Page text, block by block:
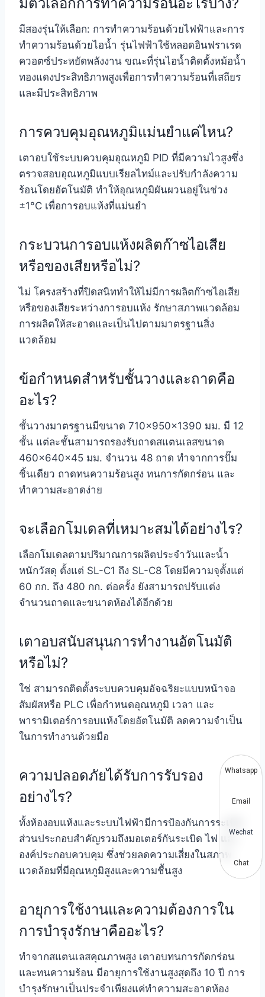
มีสองรุ่นให้เลือก: การทำความร้อนด้วยไฟฟ้าและการ
ทำความร้อนด้วยไอน้ำ รุ่นไฟฟ้าใช้หลอดอินฟราเรด
ควอตซ์ประหยัดพลังงาน ขณะที่รุ่นไอน้ำติดตั้งหม้อน้ำ
ทองแดงประสิทธิภาพสูงเพื่อการทำความร้อนที่เสถียร
และมีประสิทธิภาพ
การควบคุมอุณหภูมิแม่นยำแค่ไหน?
เตาอบใช้ระบบควบคุมอุณหภูมิ PID ที่มีความไวสูงซึ่ง
ตรวจสอบอุณหภูมิแบบเรียลไทม์และปรับกำลังความ
ร้อนโดยอัตโนมัติ ทำให้อุณหภูมิผันผวนอยู่ในช่วง
±1°C เพื่อการอบแห้งที่แม่นยำ
กระบวนการอบแห้งผลิตก๊าซไอเสีย
หรือของเสียหรือไม่?
ไม่ โครงสร้างที่ปิดสนิททำให้ไม่มีการผลิตก๊าซไอเสีย
หรือของเสียระหว่างการอบแห้ง รักษาสภาพแวดล้อม
การผลิตให้สะอาดและเป็นไปตามมาตรฐานสิ่ง
แวดล้อม
ข้อกำหนดสำหรับชั้นวางและถาดคือ
อะไร?
ชั้นวางมาตรฐานมีขนาด 710×950×1390 มม. มี 12
ชั้น แต่ละชั้นสามารถรองรับถาดสแตนเลสขนาด
460×640×45 มม. จำนวน 48 ถาด ทำจากการปั๊ม
ชิ้นเดียว ถาดทนความร้อนสูง ทนการกัดกร่อน และ
ทำความสะอาดง่าย
จะเลือกโมเดลที่เหมาะสมได้อย่างไร?
เลือกโมเดลตามปริมาณการผลิตประจำวันและน้ำ
หนักวัสดุ ตั้งแต่ SL-C1 ถึง SL-C8 โดยมีความจุตั้งแต่
60 กก. ถึง 480 กก. ต่อครั้ง ยังสามารถปรับแต่ง
จำนวนถาดและขนาดห้องได้อีกด้วย
เตาอบสนับสนุนการทำงานอัตโนมัติ
หรือไม่?
ใช่ สามารถติดตั้งระบบควบคุมอัจฉริยะแบบหน้าจอ
สัมผัสหรือ PLC เพื่อกำหนดอุณหภูมิ เวลา และ
พารามิเตอร์การอบแห้งโดยอัตโนมัติ ลดความจำเป็น
ในการทำงานด้วยมือ
ความปลอดภัยได้รับการรับรอง
อย่างไร?
ทั้งห้องอบแห้งและระบบไฟฟ้ามีการป้องกันการระเบิด
ส่วนประกอบสำคัญรวมถึงมอเตอร์กันระเบิด ไฟ และ
องค์ประกอบควบคุม ซึ่งช่วยลดความเสี่ยงในสภาพ
แวดล้อมที่มีอุณหภูมิสูงและความชื้นสูง
อายุการใช้งานและความต้องการใน
การบำรุงรักษาคืออะไร?
ทำจากสแตนเลสคุณภาพสูง เตาอบทนการกัดกร่อน
และทนความร้อน มีอายุการใช้งานสูงสุดถึง 10 ปี การ
บำรุงรักษาเป็นประจำเพียงแค่ทำความสะอาดห้อง
Whatsapp
Email
Wechat
Chat